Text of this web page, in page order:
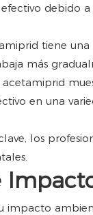
debido
tiene
más
acetamiprid
en una
los
impacto